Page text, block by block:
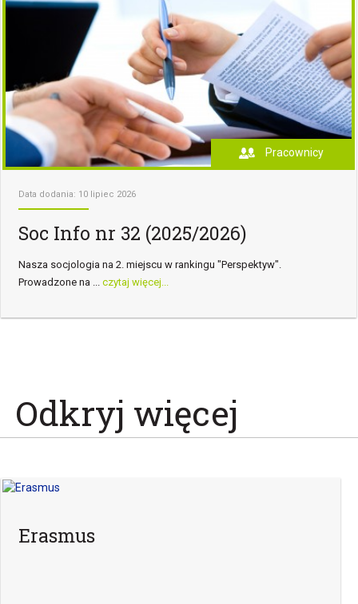
Pracownicy
Data dodania: 10 lipiec 2026
Soc Info nr 32 (2025/2026)
Nasza socjologia na 2. miejscu w rankingu "Perspektyw".
Prowadzone na ... czytaj więcej...
Odkryj więcej
Erasmus